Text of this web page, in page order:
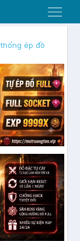
Menu
ép đồ